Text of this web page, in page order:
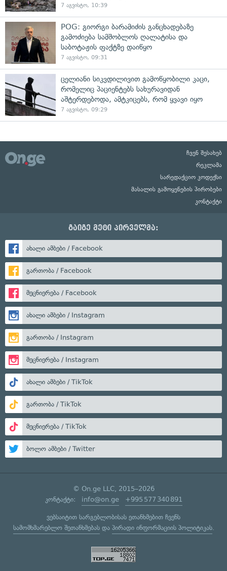
7 აგვისტო, 10:39
POG: გიორგი ბარამიძის განცხადებაზე
გამოძიება სამშობლოს ღალატისა და
საბოტაჟის ფაქტზე დაიწყო
7 აგვისტო, 09:31
ცელიანი სიკვდილივით გამოწყობილი კაცი,
რომელიც პაციენტებს სახურავიდან
აშტერდებოდა, ამტკიცებს, რომ ყვავი იყო
7 აგვისტო, 09:29
ჩვენ შესახებ
რეკლამა
სარედაქციო კოდექსი
მასალის გამოყენების პირობები
კონტაქტი
გაიგე მეტი პირველმა:
ახალი ამბები / Facebook
გართობა / Facebook
მეცნიერება / Facebook
ახალი ამბები / Instagram
გართობა / Instagram
მეცნიერება / Instagram
ახალი ამბები / TikTok
გართობა / TikTok
მეცნიერება / TikTok
ბოლო ამბები / Twitter
© On.ge LLC, 2015–2026
კონტაქტი: info@on.ge +995 577 340 891
ვებსაიტით სარგებლობისას ეთანხმებით ჩვენს
სამომხმარებლო შეთანხმებასდა პირადი ინფორმაციის პოლიტიკას.